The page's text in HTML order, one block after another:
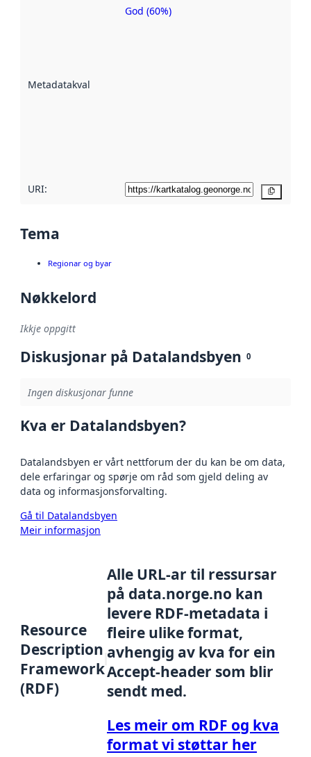
Metadatakvalitet
Metadatakvalitet
God (60%)
URI:
Tema
Regionar og byar
Nøkkelord
Ikkje oppgitt
Diskusjonar på Datalandsbyen 0
Ingen diskusjonar funne
Kva er Datalandsbyen?
Datalandsbyen er vårt nettforum der du kan be om data,
dele erfaringar og spørje om råd som gjeld deling av
data og informasjonsforvalting.
Gå til Datalandsbyen
Meir informasjon
Resource
Description
Framework
(RDF)
Alle URL-ar til ressursar
på data.norge.no kan
levere RDF-metadata i
fleire ulike format,
avhengig av kva for ein
Accept-header som blir
sendt med.
Les meir om RDF og kva
format vi støttar her